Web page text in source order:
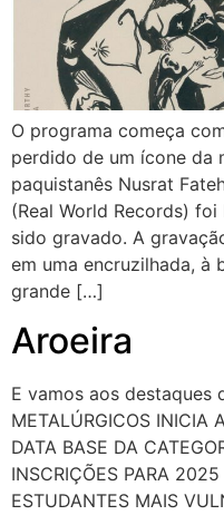
O programa começa
perdido de um ícone da
paquistanês Nusrat
(Real World Records)
sido gravado. A
em uma encruzilhada, à
grande […]
Aroeira
E vamos aos destaques
METALÚRGICOS INICIA
DATA BASE DA
INSCRIÇÕES PARA
ESTUDANTES MAIS